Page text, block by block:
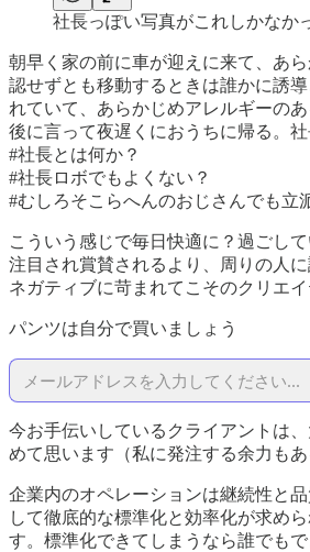
社長っぽい写真がこれしかなか
朝早く家の前に車が迎えに来て、あ
認せずとも移動するときは誰かに誘
れていて、あらかじめアレルギーの
後に言って夜遅くにおうちに帰る。
#社長とは何か？
#社長ロボでもよくない？
#むしろそこらへんのおじさんでも立
こういう感じで毎日快適に？過ごし
注目され賞賛されるより、周りの人
ネガティブに苛まれてこそのクリエ
パンツは自分で買いましょう
今お手伝いしているクライアントは
めて思います（私に発注する余力もあ
企業内のオペレーションは継続性と
して徹底的な標準化と効率化が求め
す。標準化できてしまうなら誰でも